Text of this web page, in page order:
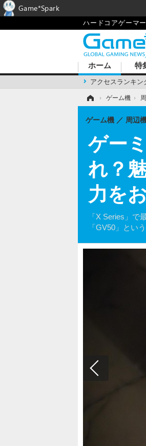
ハードコアゲーマ
ホーム
アクセスランキン
特
› ゲーム機 ›
ゲー
れ？
力を
「X Series」
「GV50」とい
ゲーム機 周辺
Game*Spark